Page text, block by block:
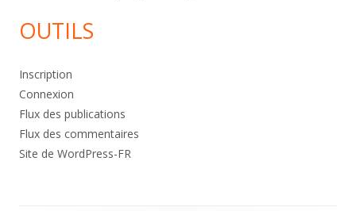
OUTILS
Inscription
Connexion
Flux des publications
Flux des commentaires
Site de WordPress-FR